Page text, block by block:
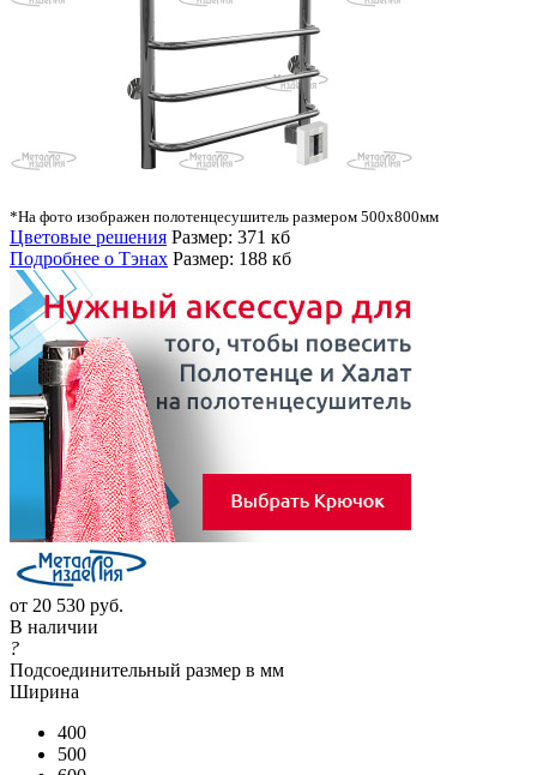
*На фото изображен полотенцесушитель размером 500х800мм
Цветовые решения Размер: 371 кб
Подробнее о Тэнах Размер: 188 кб
от 20 530 руб.
В наличии
?
Подсоединительный размер в мм
Ширина
400
500